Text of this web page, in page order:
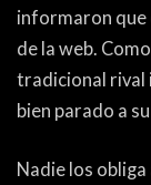
informaron que
de la web.
tradicional rival
bien parado a
Nadie los